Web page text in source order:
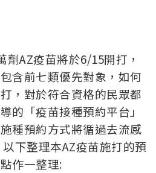
劑AZ疫苗將於6/15開打，
含前七類優先對象，如何
，對於符合資格的民眾都
的「疫苗接種預約平台」
種預約方式將循過去流感
下整理本AZ疫苗施打的預
作一整理: